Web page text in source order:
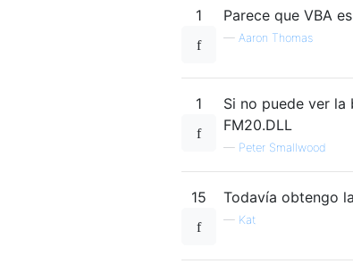
1 Parece que VBA
— Aaron Thomas
1
Si no puede ver
FM20.DLL
— Peter Smallwood
15 Todavía obtengo
— Kat